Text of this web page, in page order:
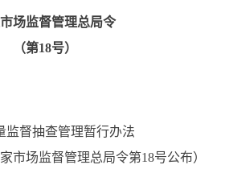
场监督管理总局令
（第18号）
监督抽查管理暂行办法
市场监督管理总局令第18号公布）